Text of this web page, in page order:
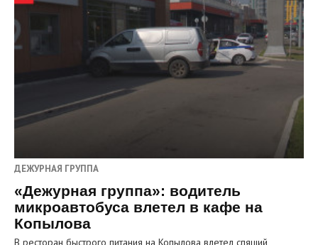
ДЕЖУРНАЯ ГРУППА
«Дежурная группа»: водитель
микроавтобуса влетел в кафе на
Копылова
В ресторан быстрого питания на Копылова влетел спящий